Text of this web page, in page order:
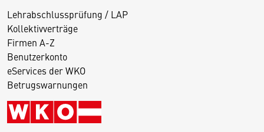
Lehrabschlussprüfung / LAP
Kollektivverträge
Firmen A-Z
Benutzerkonto
eServices der WKO
Betrugswarnungen